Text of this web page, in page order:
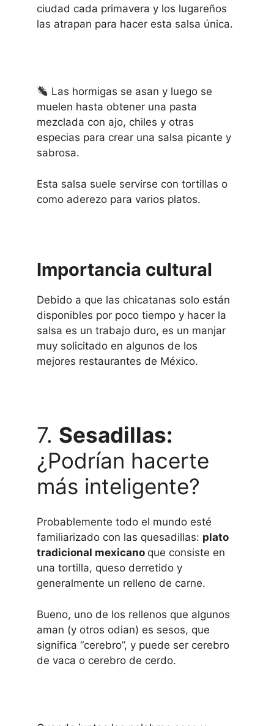
ciudad cada primavera y los lugareños
las atrapan para hacer esta salsa única.
Las hormigas se asan y luego se
muelen hasta obtener una pasta
mezclada con ajo, chiles y otras
especias para crear una salsa picante y
sabrosa.
Esta salsa suele servirse con tortillas o
como aderezo para varios platos.
Importancia cultural
Debido a que las chicatanas solo están
disponibles por poco tiempo y hacer la
salsa es un trabajo duro, es un manjar
muy solicitado en algunos de los
mejores restaurantes de México.
7. Sesadillas:
¿Podrían hacerte
más inteligente?
Probablemente todo el mundo esté
familiarizado con las quesadillas: plato
tradicional mexicano que consiste en
una tortilla, queso derretido y
generalmente un relleno de carne.
Bueno, uno de los rellenos que algunos
aman (y otros odian) es sesos, que
significa “cerebro”, y puede ser cerebro
de vaca o cerebro de cerdo.